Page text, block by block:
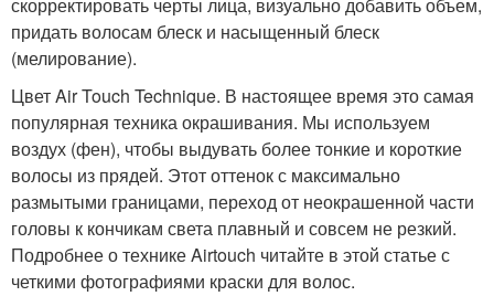
скорректировать черты лица, визуально добавить объем,
придать волосам блеск и насыщенный блеск
(мелирование).
Цвет Air Touch Technique. В настоящее время это самая
популярная техника окрашивания. Мы используем
воздух (фен), чтобы выдувать более тонкие и короткие
волосы из прядей. Этот оттенок с максимально
размытыми границами, переход от неокрашенной части
головы к кончикам света плавный и совсем не резкий.
Подробнее о технике Airtouch читайте в этой статье с
четкими фотографиями краски для волос.